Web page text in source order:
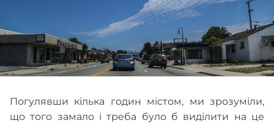
Погулявши кілька годин містом, ми зрозуміли,
що того замало і треба було б виділити на це